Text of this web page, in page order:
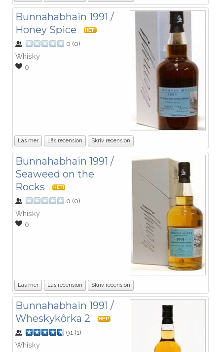
Bunnahabhain 1991 /
Honey Spice
HET!
0 (0)
Whisky
0
Läs mer Läs recension Skriv recension
Bunnahabhain 1991 /
Seaweed on the
Rocks
HET!
0 (0)
Whisky
0
Läs mer Läs recension Skriv recension
Bunnahabhain 1991 /
Wheskykôrka 2
HET!
91 (1)
Whisky